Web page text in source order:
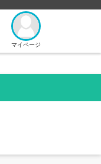
マイページ